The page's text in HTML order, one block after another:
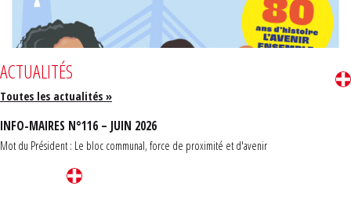
ACTUALITÉS
Toutes les actualités »
INFO-MAIRES N°116 – JUIN 2026
Mot du Président : Le bloc communal, force de proximité et d'avenir